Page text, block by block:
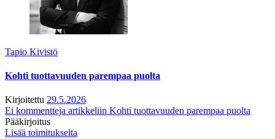
Tapio Kivistö
Kohti tuottavuuden parempaa puolta
Kirjoitettu 29.5.2026
Ei kommentteja artikkeliin Kohti tuottavuuden parempaa puolta
Pääkirjoitus
Lisää toimitukselta